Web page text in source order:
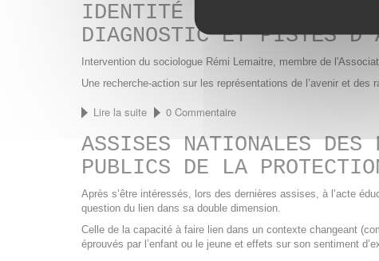
VIOLENTES
ET
DESISTANCES
d’ici,
vues
IDENTITÉ ET RADICALITÉ
DIAGNOSTIC ET PISTES
Intervention du sociologue Rémi Lemaitre, membre de
Une recherche-action sur les représentations de l’avenir et
Lire la suite de
et
radicalité
des
dans
l'Hérault
#3
:
0 Commentaire
ASSISES NATIONALES DES
PUBLICS DE LA
Après s’être intéressés, lors des dernières assises, à l’acte
question du lien dans sa double dimension.
Celle de la capacité à faire lien dans un contexte changeant
éprouvés par l’enfant ou le jeune et effets sur son sentiment